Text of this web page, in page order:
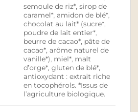
semoule de riz*, sirop de
caramel*, amidon de blé*,
chocolat au lait* (sucre*,
poudre de lait entier*,
beurre de cacao*, pâte de
cacao*, arôme naturel de
vanille*), miel*, malt
d’orge*, gluten de blé*,
antioxydant : extrait riche
en tocophérols. *Issus de
l’agriculture biologique.